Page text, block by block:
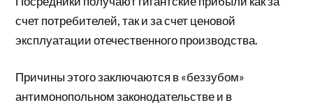
счет потребителей, так и за счет ценовой
эксплуатации отечественного производства.
Причины этого заключаются в «беззубом»
антимонопольном законодательстве и в